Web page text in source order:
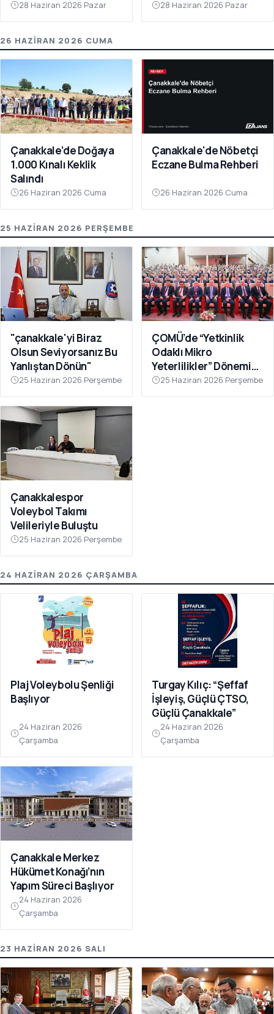
28 Haziran 2026 Pazar
Sorumluluk Alanınıza
Bakın"
28 Haziran 2026 Pazar
26 HAZIRAN 2026 CUMA
Çanakkale’de Doğaya
1.000 Kınalı Keklik
Salındı
26 Haziran 2026 Cuma
Çanakkale'de Nöbetçi
Eczane Bulma Rehberi
26 Haziran 2026 Cuma
25 HAZIRAN 2026 PERŞEMBE
"çanakkale'yi Biraz
Olsun Seviyorsanız Bu
Yanlıştan Dönün"
25 Haziran 2026 Perşembe
ÇOMÜ’de “Yetkinlik
Odaklı Mikro
Yeterlilikler” Dönemi
Başlıyor
25 Haziran 2026 Perşembe
Çanakkalespor
Voleybol Takımı
Velileriyle Buluştu
25 Haziran 2026 Perşembe
24 HAZIRAN 2026 ÇARŞAMBA
Plaj Voleybolu Şenliği
Başlıyor
24 Haziran 2026
Çarşamba
Turgay Kılıç: “Şeffaf
İşleyiş, Güçlü ÇTSO,
Güçlü Çanakkale”
24 Haziran 2026
Çarşamba
Çanakkale Merkez
Hükümet Konağı’nın
Yapım Süreci Başlıyor
24 Haziran 2026
Çarşamba
23 HAZIRAN 2026 SALI